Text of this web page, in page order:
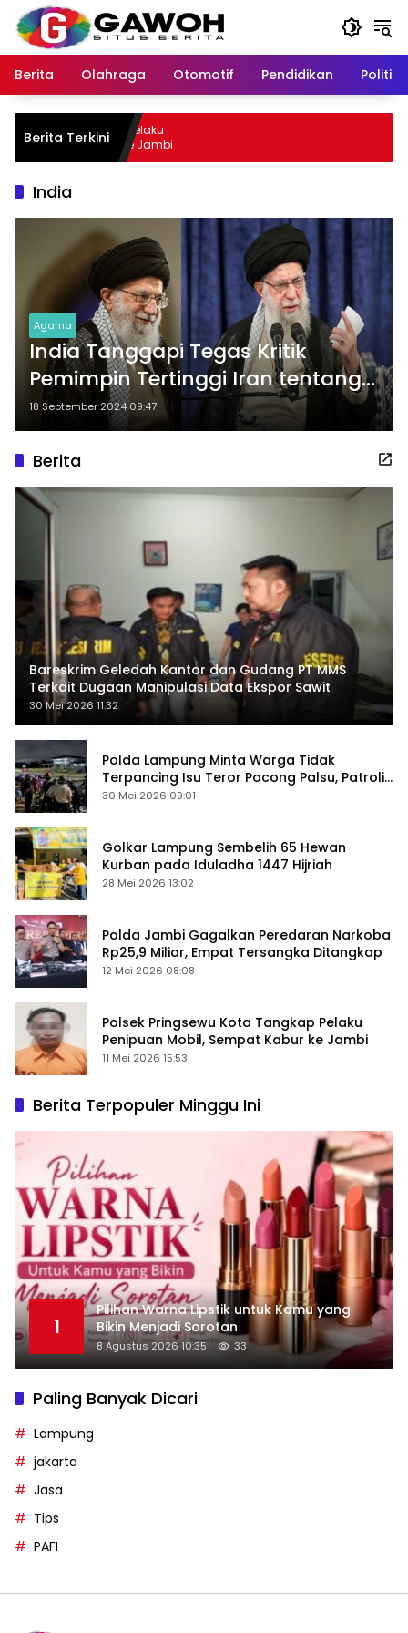
Langsung
konten
Berita
Olahraga Otomotif Pendidikan Politik
Berita Terkini
Kota Tangkap Pelaku
Sempat Kabur ke Jambi
India
Agama
India Tanggapi Tegas Kritik
Pemimpin Tertinggi Iran tentang
Perlakuan terhadap Muslim
Minoritas
18 September 2024 09:47
Berita
Bareskrim Geledah Kantor dan Gudang PT MMS
Terkait Dugaan Manipulasi Data Ekspor Sawit
30 Mei 2026 11:32
Polda Lampung Minta Warga Tidak
Terpancing Isu Teror Pocong Palsu, Patroli
Keamanan Ditingkatkan
30 Mei 2026 09:01
Golkar Lampung Sembelih 65 Hewan
Kurban pada Iduladha 1447 Hijriah
28 Mei 2026 13:02
Polda Jambi Gagalkan Peredaran Narkoba
Rp25,9 Miliar, Empat Tersangka Ditangkap
12 Mei 2026 08:08
Polsek Pringsewu Kota Tangkap Pelaku
Penipuan Mobil, Sempat Kabur ke Jambi
11 Mei 2026 15:53
Berita Terpopuler Minggu Ini
1
Pilihan Warna Lipstik untuk Kamu yang
Bikin Menjadi Sorotan
8 Agustus 2026 10:35 33
Paling Banyak Dicari
Lampung
jakarta
Jasa
Tips
PAFI